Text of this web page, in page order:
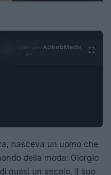
AdhubMedia
nasceva un uomo che
della moda: Giorgio
quasi un secolo, il suo